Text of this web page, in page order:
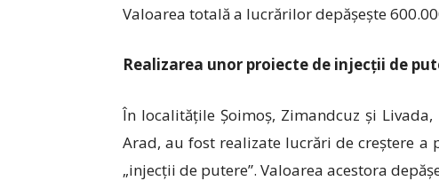
Valoarea totală a lucrărilor depășește
Realizarea unor proiecte de injecții de
În localitățile Șoimoș, Zimandcuz și
Arad, au fost realizate lucrări de creștere
„injecții de putere”. Valoarea acestora